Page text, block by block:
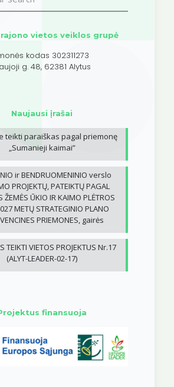
vietos veiklos grupė
kodas 302311273
g. 48, 62381 Alytus
Naujausi įrašai
teikti paraiškas pagal priemonę
„Sumanieji kaimai”
ir BENDRUOMENINIO verslo
PROJEKTŲ, PATEIKTŲ PAGAL
ŽEMĖS ŪKIO IR KAIMO PLĖTROS
METŲ STRATEGINIO PLANO
PRIEMONES, gairės
TEIKTI VIETOS PROJEKTUS Nr.17
(ALYT-LEADER-02-17)
finansuoja